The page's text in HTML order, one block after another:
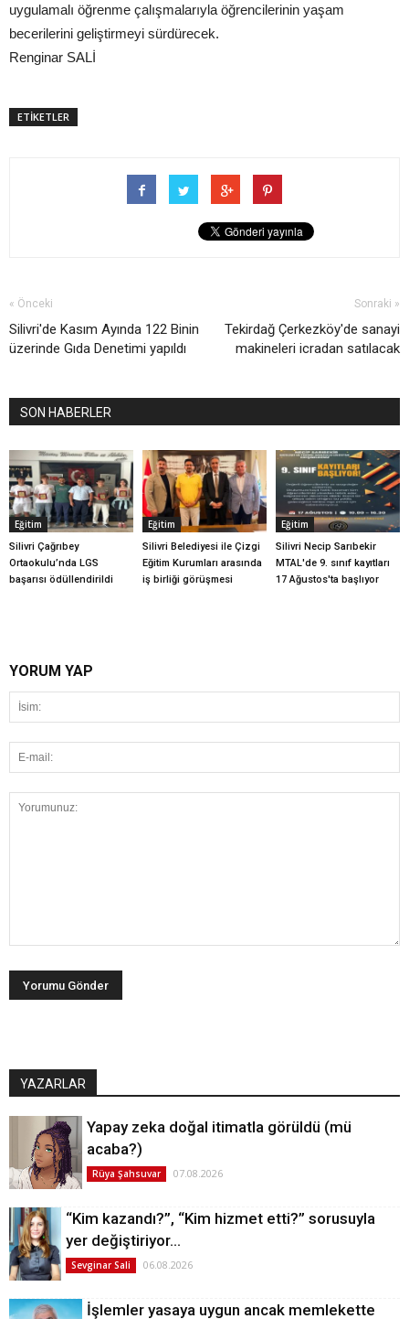
uygulamalı öğrenme çalışmalarıyla öğrencilerinin yaşam
becerilerini geliştirmeyi sürdürecek.
Renginar SALİ
ETİKETLER
« Önceki
Silivri'de Kasım Ayında 122 Binin
üzerinde Gıda Denetimi yapıldı
Sonraki »
Tekirdağ Çerkezköy'de sanayi
makineleri icradan satılacak
SON HABERLER
Eğitim
Silivri Çağrıbey
Ortaokulu’nda LGS
başarısı ödüllendirildi
Eğitim
Silivri Belediyesi ile Çizgi
Eğitim Kurumları arasında
iş birliği görüşmesi
Eğitim
Silivri Necip Sarıbekir
MTAL'de 9. sınıf kayıtları
17 Ağustos'ta başlıyor
YORUM YAP
YAZARLAR
Yapay zeka doğal itimatla görüldü (mü
acaba?)
Rüya Şahsuvar 07.08.2026
“Kim kazandı?”, “Kim hizmet etti?” sorusuyla
yer değiştiriyor…
Sevginar Sali 06.08.2026
İşlemler yasaya uygun ancak memlekette